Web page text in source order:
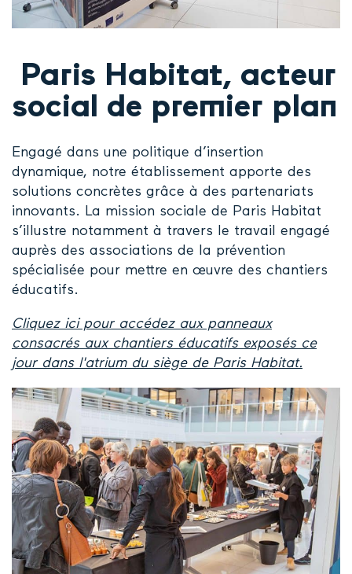
Paris Habitat, acteur
social de premier plan
Engagé dans une politique d’insertion
dynamique, notre établissement apporte des
solutions concrètes grâce à des partenariats
innovants. La mission sociale de Paris Habitat
s’illustre notamment à travers le travail engagé
auprès des associations de la prévention
spécialisée pour mettre en œuvre des chantiers
éducatifs.
Cliquez ici pour accédez aux panneaux
consacrés aux chantiers éducatifs exposés ce
jour dans l'atrium du siège de Paris Habitat.